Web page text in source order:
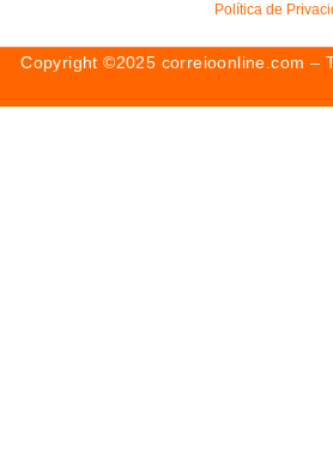
Política de
Copyright ©2025 correioonline.com –